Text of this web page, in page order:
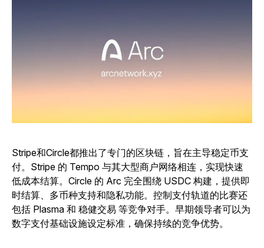
Stripe和Circle都推出了专门的区块链，旨在主导稳定币支
付。Stripe 的 Tempo 与其大型商户网络相连，实现快速
低成本结算。Circle 的 Arc 完全围绕 USDC 构建，提供即
时结算、多币种支持和隐私功能。控制支付轨道的比赛还
包括 Plasma 和 稳健交易 等竞争对手。早期领导者可以为
数字支付基础设施设定标准，确保持续的竞争优势。